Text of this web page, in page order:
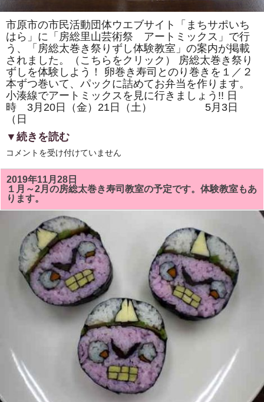
様
の
お
力
添
え
で
重
版
さ
れ
ま
す！
は
市原市の市民活動団体ウエブサイト「まちサポいち
はら」に「房総里山芸術祭 アートミックス」で行
う、「房総太巻き祭りずし体験教室」の案内が掲載
されました。（こちらをクリック） 房総太巻き祭り
ずしを体験しよう！ 卵巻き寿司とのり巻きを１／２
本ずつ巻いて、パックに詰めてお弁当を作ります。
小湊線でアートミックスを見に行きましょう!! 日
時 3月20日（金）21日（土） 5月3日
（日
▼続きを読む
「ま
サ
ポ
い
ち
は
ら」
ス」
体
験
室」
コメントを受け付けていません
2019年11月28日
１月～2月の房総太巻き寿司教室の予定です。体験教室もあ
ります。